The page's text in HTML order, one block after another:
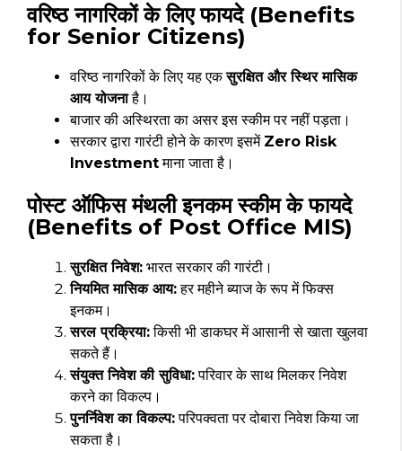
वरिष्ठ नागरिकों के लिए फायदे (Benefits
for Senior Citizens)
वरिष्ठ नागरिकों के लिए यह एकसुरक्षित और स्थिर मासिक
आय योजनाहै।
बाजार की अस्थिरता का असर इस स्कीम पर नहीं पड़ता।
सरकार द्वारा गारंटी होने के कारण इसमें Zero Risk
Investmentमाना जाता है।
पोस्ट ऑफिस मंथली इनकम स्कीम के फायदे
(Benefits of Post Office MIS)
सुरक्षित निवेश: भारत सरकार की गारंटी।
नियमित मासिक आय:हर महीने ब्याज के रूप में फिक्स
इनकम।
सरल प्रक्रिया:किसी भी डाकघर में आसानी से खाता खुलवा
सकते हैं।
संयुक्त निवेश की सुविधा:परिवार के साथ मिलकर निवेश
करने का विकल्प।
पुनर्निवेश का विकल्प:परिपक्वता पर दोबारा निवेश किया जा
सकता है।